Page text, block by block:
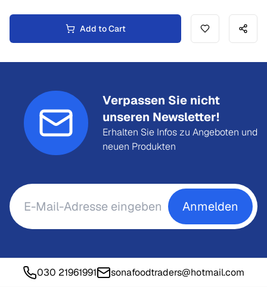
Add to Cart
Verpassen Sie nicht
unseren Newsletter!
Erhalten Sie Infos zu Angeboten und
neuen Produkten
Anmelden
030 21961991 sonafoodtraders@hotmail.com